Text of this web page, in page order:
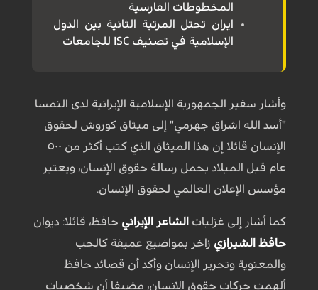
المخطوطات الفارسية
ايران تحتل المرتبة الثانية بين الدول
الإسلامية في تصنيف ISC للجامعات
وأشار سفير الجمهورية الإسلامية الإيرانية لدى النمسا
"أسد الله اشراق جهرمي" إلى ميثاق كوروش لحقوق
الإنسان قائلا إن هذا الميثاق الذي كتب أكثر من ٥٠٠
عام قبل الميلاد يحمل رسالة حقوق الإنسان، ويعتبر
مؤسس الإعلان العالمي لحقوق الإنسان.
کما أشار إلى غزليات الشاعر الإيراني حافظ، قائلا: ديوان
حافظ الشيرازي زاخر بمواضيع عميقة كالحب
والمعنویة وتحرير الإنسان وأكد أن قصائد حافظ
ألهمت حركات حقوق الإنسان، مضيفا أن شخصيات